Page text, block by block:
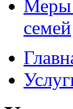
Меры
семей